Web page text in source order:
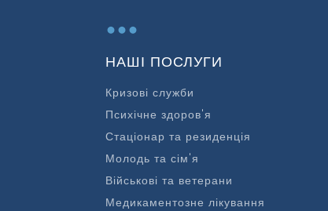
...
НАШІ ПОСЛУГИ
Кризові служби
Психічне здоров'я
Стаціонар та резиденція
Молодь та сім'я
Військові та ветерани
Медикаментозне лікування